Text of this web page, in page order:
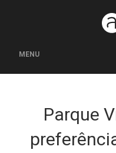
MENU
Parque